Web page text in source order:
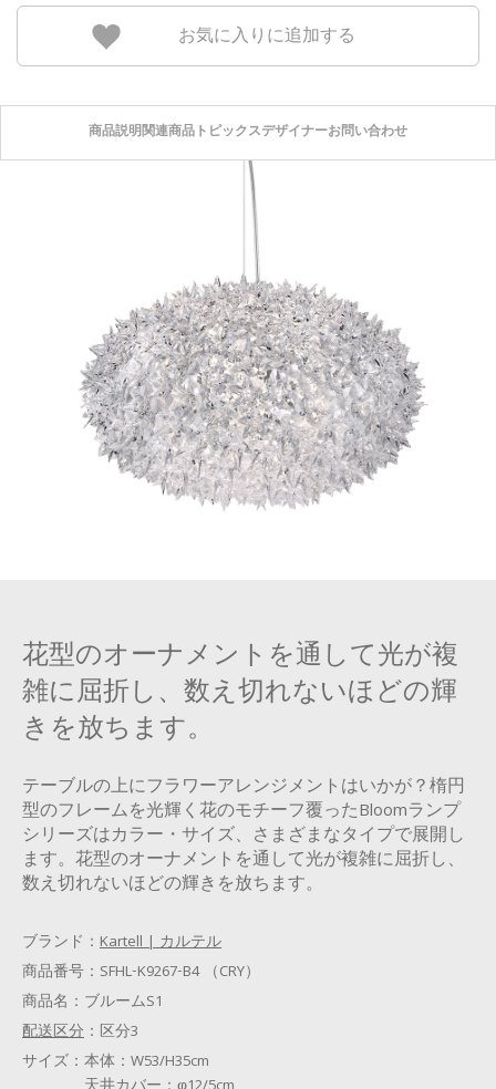
お気に入りに追加する
商品説明関連商品 トピックスデザイナーお問い合わせ
花型のオーナメントを通して光が複
雑に屈折し、数え切れないほどの輝
きを放ちます。
テーブルの上にフラワーアレンジメントはいかが？楕円
型のフレームを光輝く花のモチーフ覆ったBloomランプ
シリーズはカラー・サイズ、さまざまなタイプで展開し
ます。花型のオーナメントを通して光が複雑に屈折し、
数え切れないほどの輝きを放ちます。
ブランド： Kartell | カルテル
商品番号： SFHL-K9267-B4 （CRY）
商品名： ブルームS1
配送区分 ： 区分3
サイズ： 本体：W53/H35cm